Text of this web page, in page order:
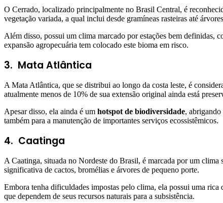
O Cerrado, localizado principalmente no Brasil Central, é
vegetação variada, a qual inclui desde gramíneas rasteiras até
Além disso, possui um clima marcado por estações bem definidas,
expansão agropecuária tem colocado este bioma em risco.
3. Mata Atlântica
A Mata Atlântica, que se distribui ao longo da costa leste, é
atualmente menos de 10% de sua extensão original ainda está
Apesar disso, ela ainda é um hotspot de biodiversidade, abrigando
também para a manutenção de importantes serviços ecossistêmicos.
4. Caatinga
A Caatinga, situada no Nordeste do Brasil, é marcada por um
significativa de cactos, bromélias e árvores de pequeno porte.
Embora tenha dificuldades impostas pelo clima, ela possui uma
que dependem de seus recursos naturais para a subsistência.